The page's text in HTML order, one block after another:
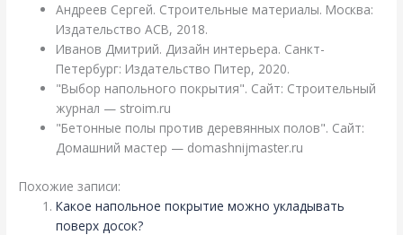
Андреев Сергей. Строительные материалы. Москва:
Издательство АСВ, 2018.
Иванов Дмитрий. Дизайн интерьера. Санкт-
Петербург: Издательство Питер, 2020.
"Выбор напольного покрытия". Сайт: Строительный
журнал — stroim.ru
"Бетонные полы против деревянных полов". Сайт:
Домашний мастер — domashnijmaster.ru
Похожие записи:
Какое напольное покрытие можно укладывать
поверх досок?